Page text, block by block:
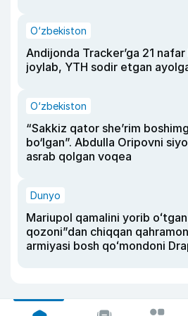
O‘zbekiston
Andijonda Tracker’ga 21
joylab, YTH sodir etgan
O‘zbekiston
“Sakkiz qator she’rim
bo‘lgan”. Abdulla Oripovni
asrab qolgan voqea
Dunyo
Mariupol qamalini yorib
qozoni”dan chiqqan
armiyasi bosh qoʻmondoni